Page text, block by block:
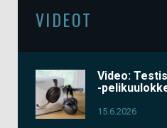
VIDEOT
Video:
-
15.6.2026